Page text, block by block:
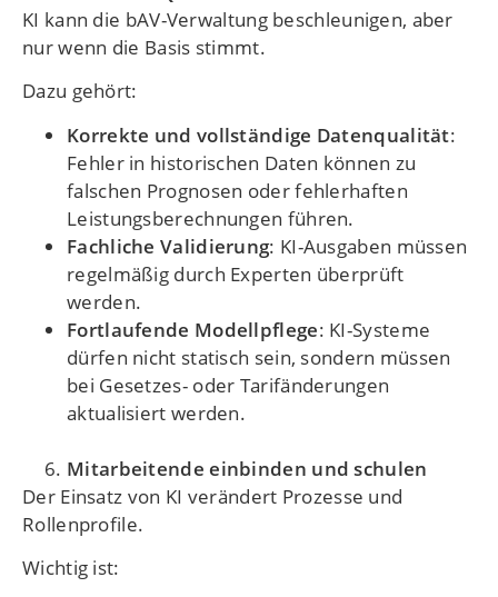
KI kann die bAV-Verwaltung beschleunigen, aber
nur wenn die Basis stimmt.
Dazu gehört:
Korrekte und vollständige Datenqualität:
Fehler in historischen Daten können zu
falschen Prognosen oder fehlerhaften
Leistungsberechnungen führen.
Fachliche Validierung: KI-Ausgaben müssen
regelmäßig durch Experten überprüft
werden.
Fortlaufende Modellpflege: KI-Systeme
dürfen nicht statisch sein, sondern müssen
bei Gesetzes- oder Tarifänderungen
aktualisiert werden.
Mitarbeitende einbinden und schulen
Der Einsatz von KI verändert Prozesse und
Rollenprofile.
Wichtig ist: